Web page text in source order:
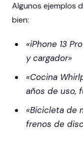
Algunos ejemplos
bien:
«iPhone 13
y cargador»
«Cocina
años de uso,
«Bicicleta de
frenos de